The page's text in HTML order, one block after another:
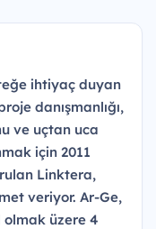
ihtiyaç duyan
danışmanlığı,
ve uçtan uca
için 2011
Linktera,
veriyor. Ar-Ge,
üzere 4